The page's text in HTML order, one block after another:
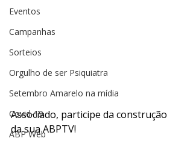
Eventos
Campanhas
Sorteios
Orgulho de ser Psiquiatra
Setembro Amarelo na mídia
Covid-19
ABP Web
Associado, participe da construção
da sua ABPTV!